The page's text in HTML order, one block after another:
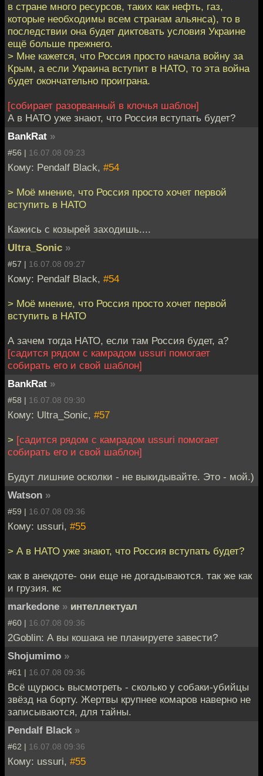
в стране много ресурсов, таких как нефть, газ,
которые необходимы всем странам альянса), то в
последствии она будет диктовать условия Украине
ещё больше прежнего.
> Мне кажется, что Россия просто начала войну за
Крым, а если Украина вступит в НАТО, то эта война
будет окончательно проиграна.
[собирает разорванный в клочья шаблон]
А в НАТО уже знают, что Россия вступать будет?
BankRat »
#56 | 16.07.08 09:23
Кому: Pendalf Black, #54
> Моё мнение, что Россия просто хочет первой
вступить в НАТО
Кажись с козырей заходишь....
Ultra_Sonic »
#57 | 16.07.08 09:27
Кому: Pendalf Black, #54
> Моё мнение, что Россия просто хочет первой
вступить в НАТО
А зачем тогда НАТО, если там Россия будет, а?
[садится рядом с камрадом ussuri помогает
собирать его и свой шаблон]
BankRat »
#58 | 16.07.08 09:30
Кому: Ultra_Sonic, #57
> [садится рядом с камрадом ussuri помогает
собирать его и свой шаблон]
Будут лишние осколки - не выкидывайте. Это - мой.)
Watson »
#59 | 16.07.08 09:36
Кому: ussuri, #55
> А в НАТО уже знают, что Россия вступать будет?
как в анекдоте- они еще не догадываются. так же как
и грузия. кс
markedone » интеллектуал
#60 | 16.07.08 09:36
2Goblin: А вы кошака не планируете завести?
Shojumimo »
#61 | 16.07.08 09:36
Всё щурюсь высмотреть - сколько у собаки-убийцы
звёзд на борту. Жертвы крупнее комаров наверно не
записываются, для тайны.
Pendalf Black »
#62 | 16.07.08 09:36
Кому: ussuri, #55